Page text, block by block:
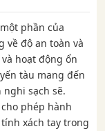
phần của
về độ an toàn và
hoạt động ổn
tàu mang đến
sạch sẽ.
phép hành
xách tay trong